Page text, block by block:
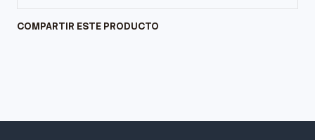
COMPARTIR ESTE PRODUCTO